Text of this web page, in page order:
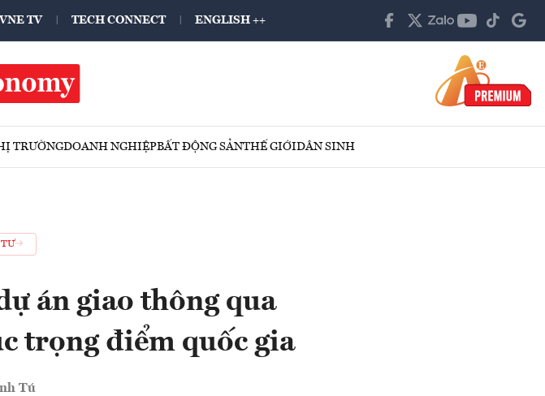
VNE TV TECH CONNECT ENGLISH ++
TRƯỜNGDOANH NGHIỆPBẤT ĐỘNG SẢNTHẾ GIỚIDÂN SINH
án giao thông qua
trọng điểm quốc gia
Tú